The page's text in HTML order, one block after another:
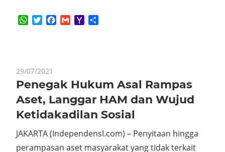
WhatsApp
TwitterFacebook
GmailYahoo
29/07/2021
Penegak Hukum Asal Rampas
Aset, Langgar HAM dan Wujud
Ketidakadilan Sosial
JAKARTA (IndependensI.com) – Penyitaan hingga
perampasan aset masyarakat yang tidak terkait